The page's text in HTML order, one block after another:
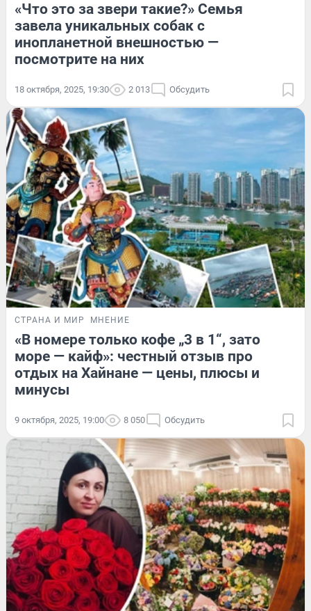
«Что это за звери такие?» Семья
завела уникальных собак с
инопланетной внешностью —
посмотрите на них
18 октября, 2025, 19:30 2 013 Обсудить
СТРАНА И МИР МНЕНИЕ
«В номере только кофе „3 в 1“, зато
море — кайф»: честный отзыв про
отдых на Хайнане — цены, плюсы и
минусы
9 октября, 2025, 19:00 8 050 Обсудить